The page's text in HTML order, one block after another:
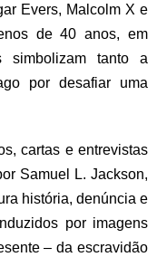
Evers, Malcolm X e
de 40 anos, em
simbolizam tanto a
por desafiar uma
cartas e entrevistas
Samuel L. Jackson,
história, denúncia e
por imagens
– da escravidão